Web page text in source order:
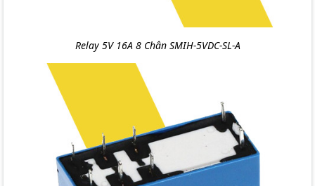
Relay 5V 16A 8 Chân SMIH-5VDC-SL-A